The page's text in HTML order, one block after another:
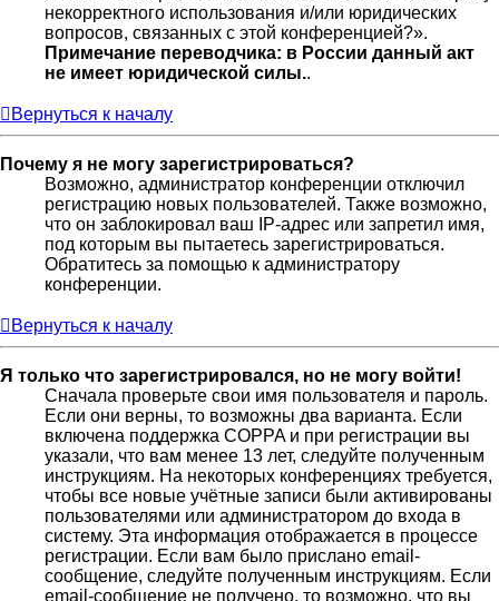
некорректного использования и/или юридических
вопросов, связанных с этой конференцией?».
Примечание переводчика: в России данный акт
не имеет юридической силы..
Вернуться к началу
Почему я не могу зарегистрироваться?
Возможно, администратор конференции отключил
регистрацию новых пользователей. Также возможно,
что он заблокировал ваш IP-адрес или запретил имя,
под которым вы пытаетесь зарегистрироваться.
Обратитесь за помощью к администратору
конференции.
Вернуться к началу
Я только что зарегистрировался, но не могу войти!
Сначала проверьте свои имя пользователя и пароль.
Если они верны, то возможны два варианта. Если
включена поддержка COPPA и при регистрации вы
указали, что вам менее 13 лет, следуйте полученным
инструкциям. На некоторых конференциях требуется,
чтобы все новые учётные записи были активированы
пользователями или администратором до входа в
систему. Эта информация отображается в процессе
регистрации. Если вам было прислано email-
сообщение, следуйте полученным инструкциям. Если
email-сообщение не получено, то возможно, что вы